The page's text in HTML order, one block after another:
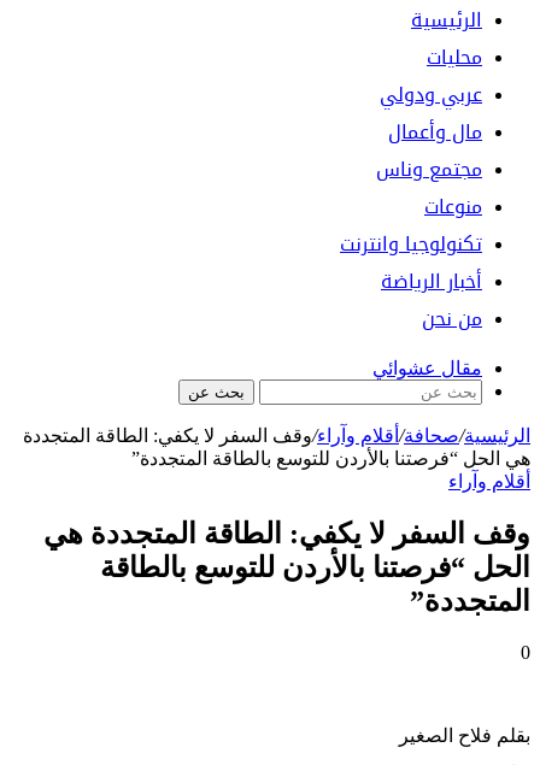
الرئيسية
محليات
عربي ودولي
مال وأعمال
مجتمع وناس
منوعات
تكنولوجيا وانترنت
أخبار الرياضة
من نحن
مقال عشوائي
بحث عن
الرئيسية/صحافة/ أقلام وآراء/وقف السفر لا يكفي: الطاقة المتجددة
هي الحل “فرصتنا بالأردن للتوسع بالطاقة المتجددة”
أقلام وآراء
وقف السفر لا يكفي: الطاقة المتجددة هي
الحل “فرصتنا بالأردن للتوسع بالطاقة
المتجددة”
0
بقلم فلاح الصغير